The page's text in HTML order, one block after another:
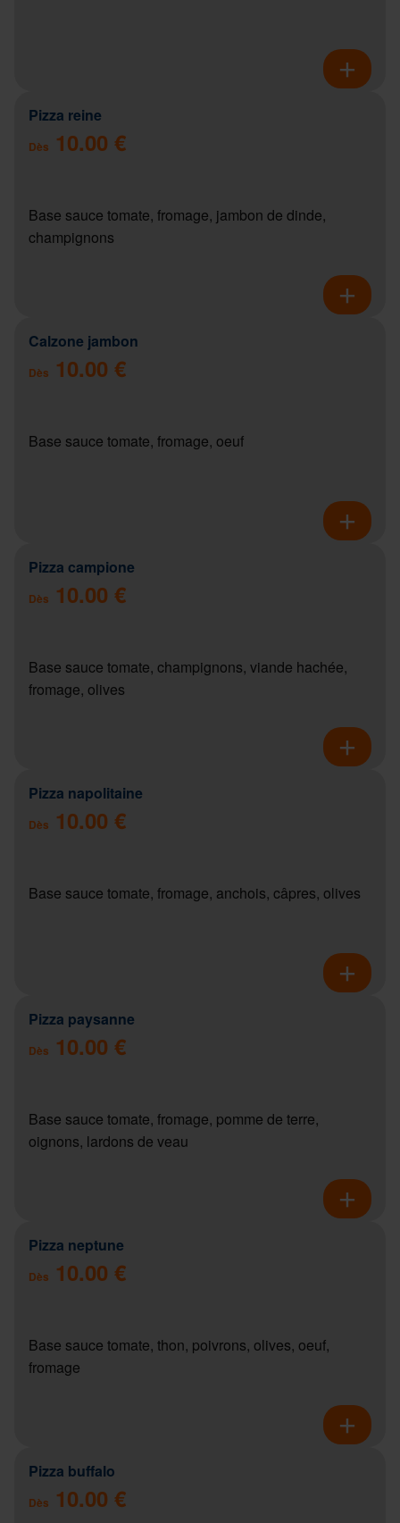
Pizza reine
Dès 10.00 €
Base sauce tomate, fromage, jambon de dinde,
champignons
Calzone jambon
Dès 10.00 €
Base sauce tomate, fromage, oeuf
Pizza campione
Dès 10.00 €
Base sauce tomate, champignons, viande hachée,
fromage, olives
Pizza napolitaine
Dès 10.00 €
Base sauce tomate, fromage, anchois, câpres, olives
Pizza paysanne
Dès 10.00 €
Base sauce tomate, fromage, pomme de terre,
oignons, lardons de veau
Pizza neptune
Dès 10.00 €
Base sauce tomate, thon, poivrons, olives, oeuf,
fromage
Pizza buffalo
Dès 10.00 €